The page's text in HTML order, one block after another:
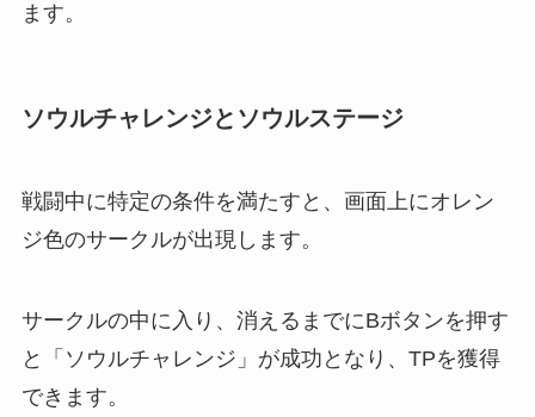
ます。
ソウルチャレンジとソウルステージ
戦闘中に特定の条件を満たすと、画面上にオレン
ジ色のサークルが出現します。
サークルの中に入り、消えるまでにBボタンを押す
と「ソウルチャレンジ」が成功となり、TPを獲得
できます。